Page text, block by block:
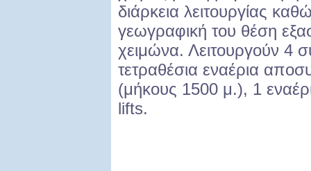
διάρκεια λειτουργίας
γεωγραφική του θέση
χειμώνα. Λειτουργούν 4
τετραθέσια εναέρια
(μήκους 1500 μ.), 1
lifts.